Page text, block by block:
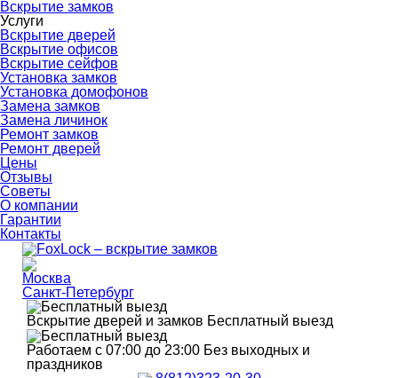
Вскрытие замков
Услуги
Вскрытие дверей
Вскрытие офисов
Вскрытие сейфов
Установка замков
Установка домофонов
Замена замков
Замена личинок
Ремонт замков
Ремонт дверей
Цены
Отзывы
Советы
О компании
Гарантии
Контакты
Москва
Санкт-Петербург
Вскрытие дверей и замков Бесплатный выезд
Работаем с 07:00 до 23:00 Без выходных и
праздников